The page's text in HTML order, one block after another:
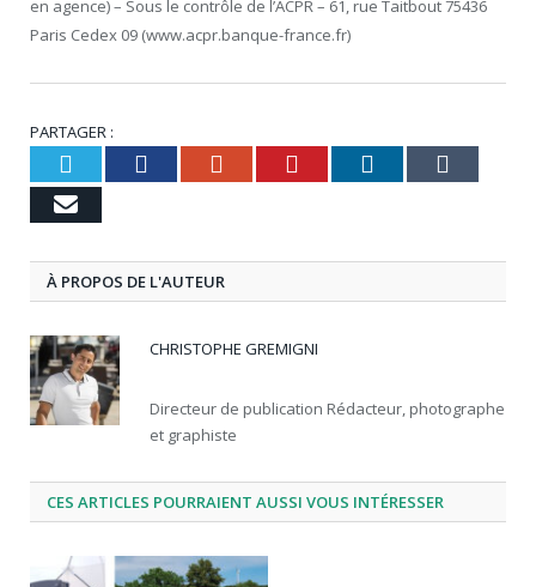
en agence) – Sous le contrôle de l’ACPR – 61, rue Taitbout 75436
Paris Cedex 09 (www.acpr.banque-france.fr)
PARTAGER :
TwitterFacebookGoogle+Pinterest
LinkedIn
Email
À PROPOS DE L'AUTEUR
CHRISTOPHE GREMIGNI
Directeur de publication Rédacteur, photographe
et graphiste
CES ARTICLES POURRAIENT AUSSI VOUS INTÉRESSER